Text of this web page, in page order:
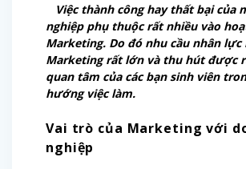
Việc thành công hay thất bại của
nghiệp phụ thuộc rất nhiều vào
Marketing. Do đó nhu cầu nhân lực
Marketing rất lớn và thu hút được
quan tâm của các bạn sinh viên
hướng việc làm.
Vai trò của Marketing với
nghiệp